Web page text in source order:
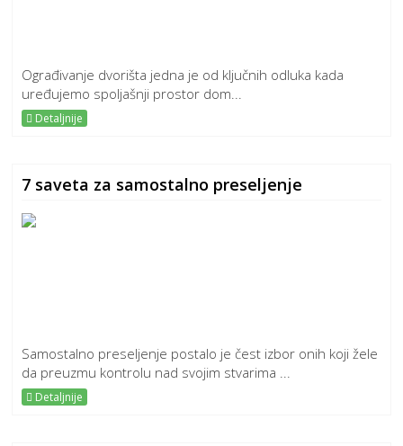
Ograđivanje dvorišta jedna je od ključnih odluka kada
uređujemo spoljašnji prostor dom...
Detaljnije
7 saveta za samostalno preseljenje
Samostalno preseljenje postalo je čest izbor onih koji žele
da preuzmu kontrolu nad svojim stvarima ...
Detaljnije